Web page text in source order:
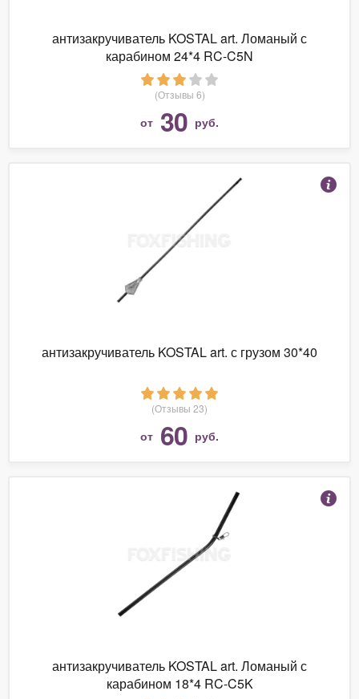
антизакручиватель KOSTAL art. Ломаный с
карабином 24*4 RC-C5N
(Отзывы 6)
от 30 руб.
антизакручиватель KOSTAL art. с грузом 30*40
(Отзывы 23)
от 60 руб.
антизакручиватель KOSTAL art. Ломаный с
карабином 18*4 RC-C5K